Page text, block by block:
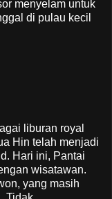
menyelam untuk
di pulau kecil
liburan royal
Hin telah menjadi
Hari ini, Pantai
wisatawan.
yang masih